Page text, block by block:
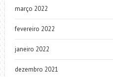
março 2022
fevereiro 2022
janeiro 2022
dezembro 2021